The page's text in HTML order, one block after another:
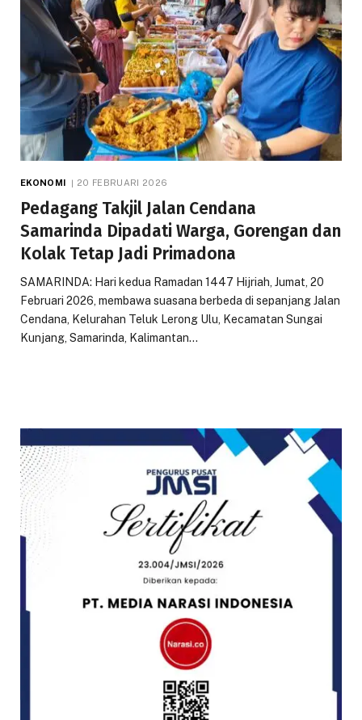
EKONOMI 20 FEBRUARI 2026
Pedagang Takjil Jalan Cendana
Samarinda Dipadati Warga, Gorengan dan
Kolak Tetap Jadi Primadona
SAMARINDA: Hari kedua Ramadan 1447 Hijriah, Jumat, 20
Februari 2026, membawa suasana berbeda di sepanjang Jalan
Cendana, Kelurahan Teluk Lerong Ulu, Kecamatan Sungai
Kunjang, Samarinda, Kalimantan…